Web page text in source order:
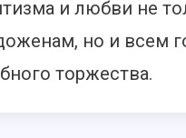
и любви не
но и всем
торжества.